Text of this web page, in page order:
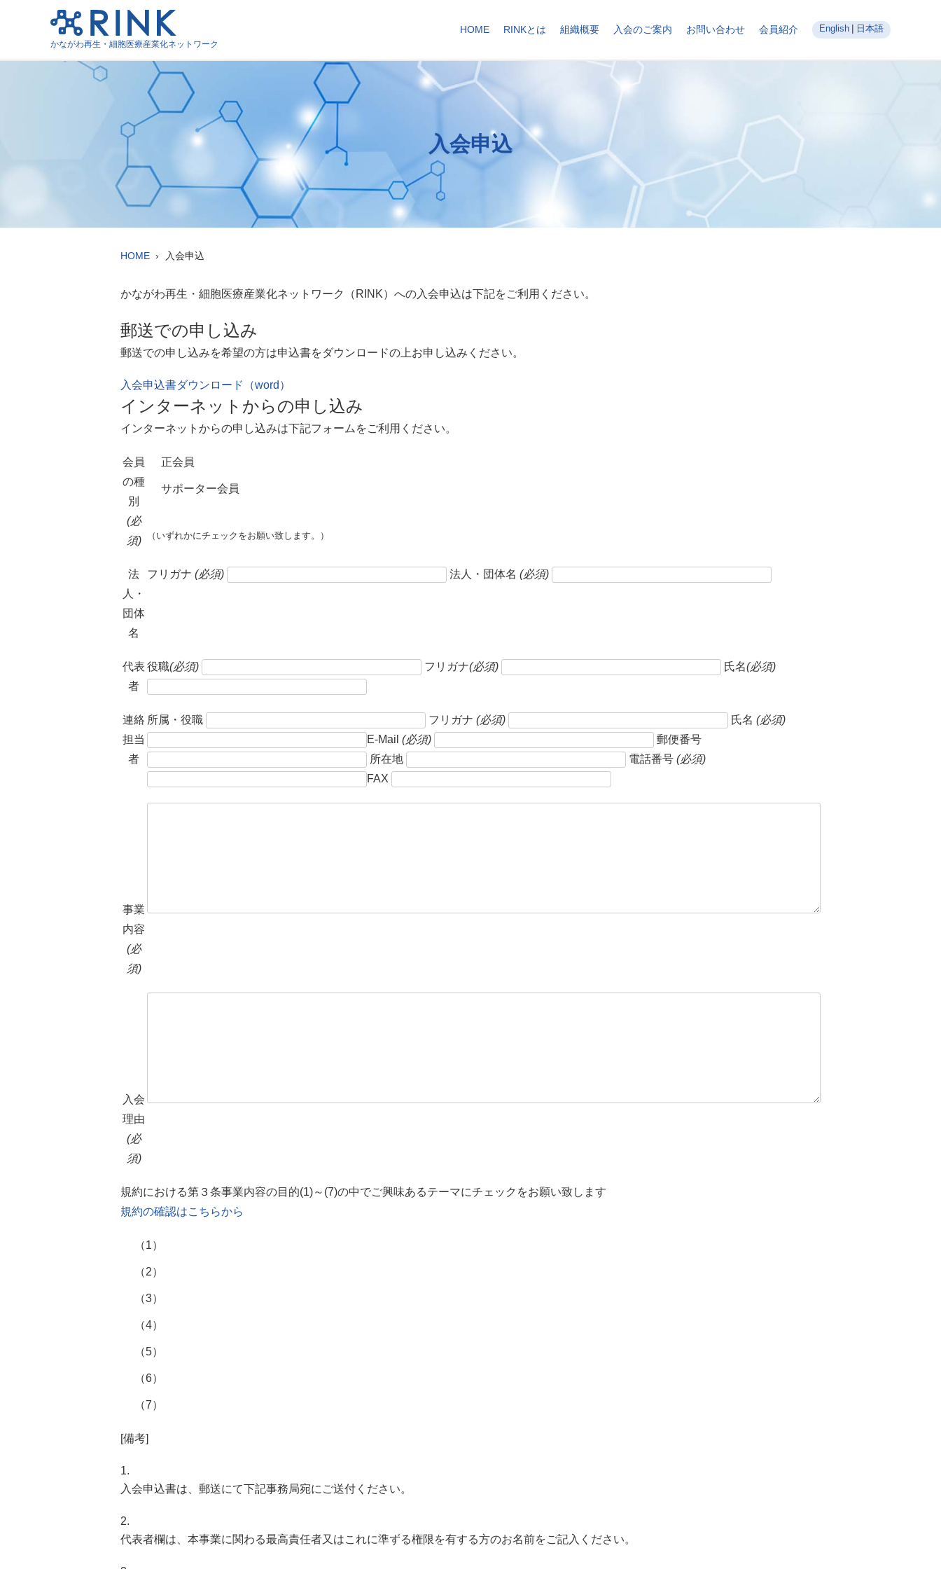
かながわ再生・細胞医療産業化ネットワーク
HOME RINKとは 組織概要 入会のご案内 お問い合わせ 会員紹介 English 日本語
入会申込
HOME 入会申込
かながわ再生・細胞医療産業化ネットワーク（RINK）への入会申込は下記をご利用ください。
郵送での申し込み
郵送での申し込みを希望の方は申込書をダウンロードの上お申し込みください。
入会申込書ダウンロード（word）
インターネットからの申し込み
インターネットからの申し込みは下記フォームをご利用ください。
会員
の種
別
(必
須)
正会員
サポーター会員
（いずれかにチェックをお願い致します。）
法
人・
団体
名
フリガナ (必須) 法人・団体名 (必須)
代表
者
役職(必須) フリガナ(必須) 氏名(必須)
連絡
担当
者
所属・役職 フリガナ (必須) 氏名 (必須)
E-Mail (必須)
郵便番号
所在地
電話番号 (必須)
FAX
事業
内容
(必
須)
入会
理由
(必
須)
規約における第３条事業内容の目的(1)～(7)の中でご興味あるテーマにチェックをお願い致します
規約の確認はこちらから
（1）
（2）
（3）
（4）
（5）
（6）
（7）
[備考]
入会申込書は、郵送にて下記事務局宛にご送付ください。
代表者欄は、本事業に関わる最高責任者又はこれに準ずる権限を有する方のお名前をご記入ください。